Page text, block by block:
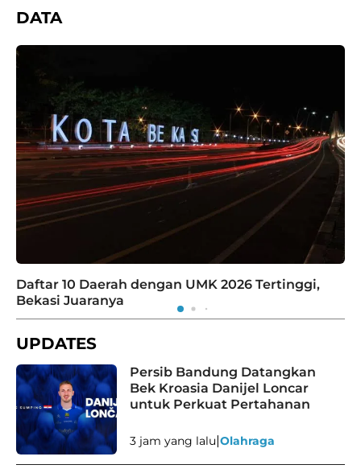
DATA
Daftar 10 Daerah dengan UMK 2026 Tertinggi,
Bekasi Juaranya
UPDATES
Persib Bandung Datangkan
Bek Kroasia Danijel Loncar
untuk Perkuat Pertahanan
3 jam yang lalu|Olahraga